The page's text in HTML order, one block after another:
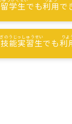
留学生でも利用で
技能実習生でも利